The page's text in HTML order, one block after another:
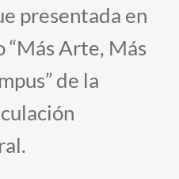
presentada en
“Más Arte, Más
de la